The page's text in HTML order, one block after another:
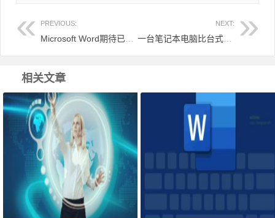
PREVIOUS: NEXT:
一台笔记本电脑比台式机更容易崩溃蓝屏经历
相关文章
你的组织浏览器已托管，怎么取消
文本”功能快捷方式来了